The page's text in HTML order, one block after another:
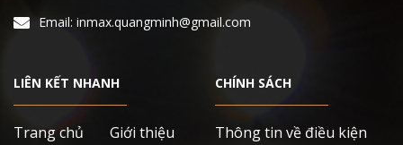
Email: inmax.quangminh@gmail.com
LIÊN KẾT NHANH
Trang chủ
Giới thiệu
CHÍNH SÁCH
Thông tin về điều kiện